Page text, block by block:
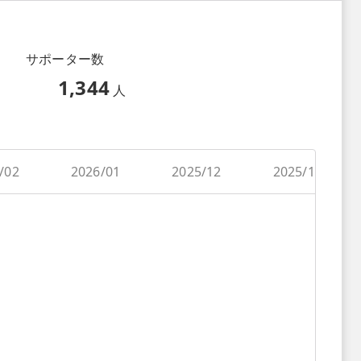
サポーター数
1,344 人
02 2026/01 2025/12 2025/11